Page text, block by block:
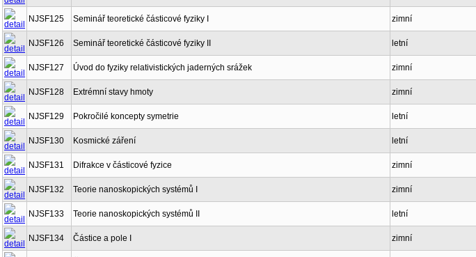
NJSF125 Seminář teoretické částicové fyziky I zimní
NJSF126 Seminář teoretické částicové fyziky II letní
NJSF127 Úvod do fyziky relativistických jaderných srážek zimní
NJSF128 Extrémní stavy hmoty zimní
NJSF129 Pokročilé koncepty symetrie letní
NJSF130 Kosmické záření letní
NJSF131 Difrakce v částicové fyzice zimní
NJSF132 Teorie nanoskopických systémů I zimní
NJSF133 Teorie nanoskopických systémů II letní
NJSF134 Částice a pole I zimní